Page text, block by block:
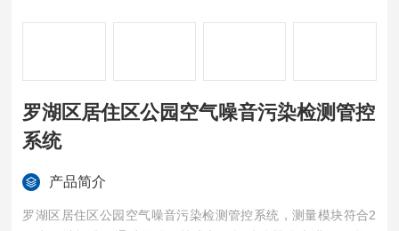
罗湖区居住区公园空气噪音污染检测管控
系统
产品简介
罗湖区居住区公园空气噪音污染检测管控系统，测量模块符合2